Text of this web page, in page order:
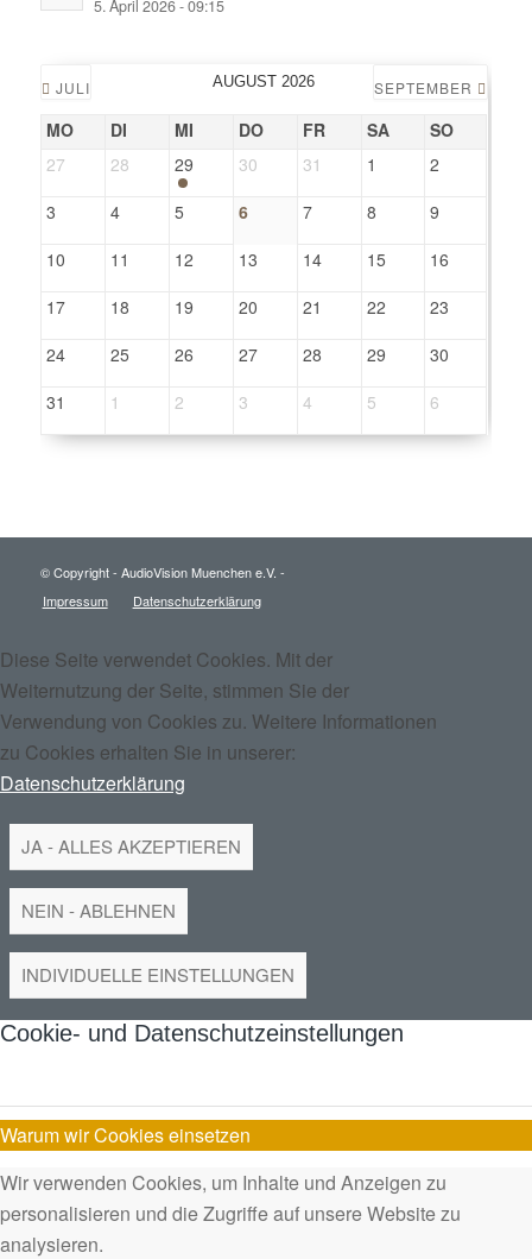
5. April 2026 - 09:15
JULI AUGUST 2026 SEPTEMBER
MO DI MI DO FR SA
SO
27
28 29 30 31 1
2
3
4 5 6 7 8
9
10
11 12 13 14 15
16
17
18 19 20 21 22
23
24
25 26 27 28 29
30
31
1 2 3 4 5 6
© Copyright - AudioVision Muenchen e.V. -
Impressum
Datenschutzerklärung
Diese Seite verwendet Cookies. Mit der
Weiternutzung der Seite, stimmen Sie der
Verwendung von Cookies zu. Weitere Informationen
zu Cookies erhalten Sie in unserer:
Datenschutzerklärung
JA - ALLES AKZEPTIEREN
NEIN - ABLEHNEN
INDIVIDUELLE EINSTELLUNGEN
Cookie- und Datenschutzeinstellungen
Warum wir Cookies einsetzen
Wir verwenden Cookies, um Inhalte und Anzeigen zu
personalisieren und die Zugriffe auf unsere Website zu
analysieren.